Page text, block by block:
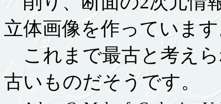
立体画像を作っていま
これまで最古と考えら
古いものだそうです。